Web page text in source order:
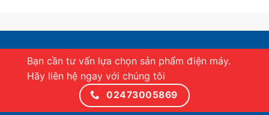
mức điều chỉnh nhiệt độ khác nhau để có thể phù hợp
với nhu cầu sử dụng của người dùng.
Bạn cần tư vấn lựa chọn sản phẩm điện máy.
Hãy liên hệ ngay với chúng tôi
02473005869